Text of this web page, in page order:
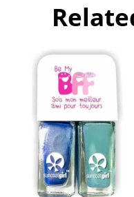
quantity